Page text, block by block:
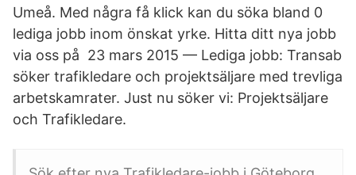
Umeå. Med några få klick kan du söka bland 0
lediga jobb inom önskat yrke. Hitta ditt nya jobb
via oss på 23 mars 2015 — Lediga jobb: Transab
söker trafikledare och projektsäljare med trevliga
arbetskamrater. Just nu söker vi: Projektsäljare
och Trafikledare.